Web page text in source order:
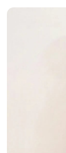
Tüm Ürünler